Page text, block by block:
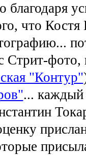
благодаря
что
Стрит-
"Контур"
...